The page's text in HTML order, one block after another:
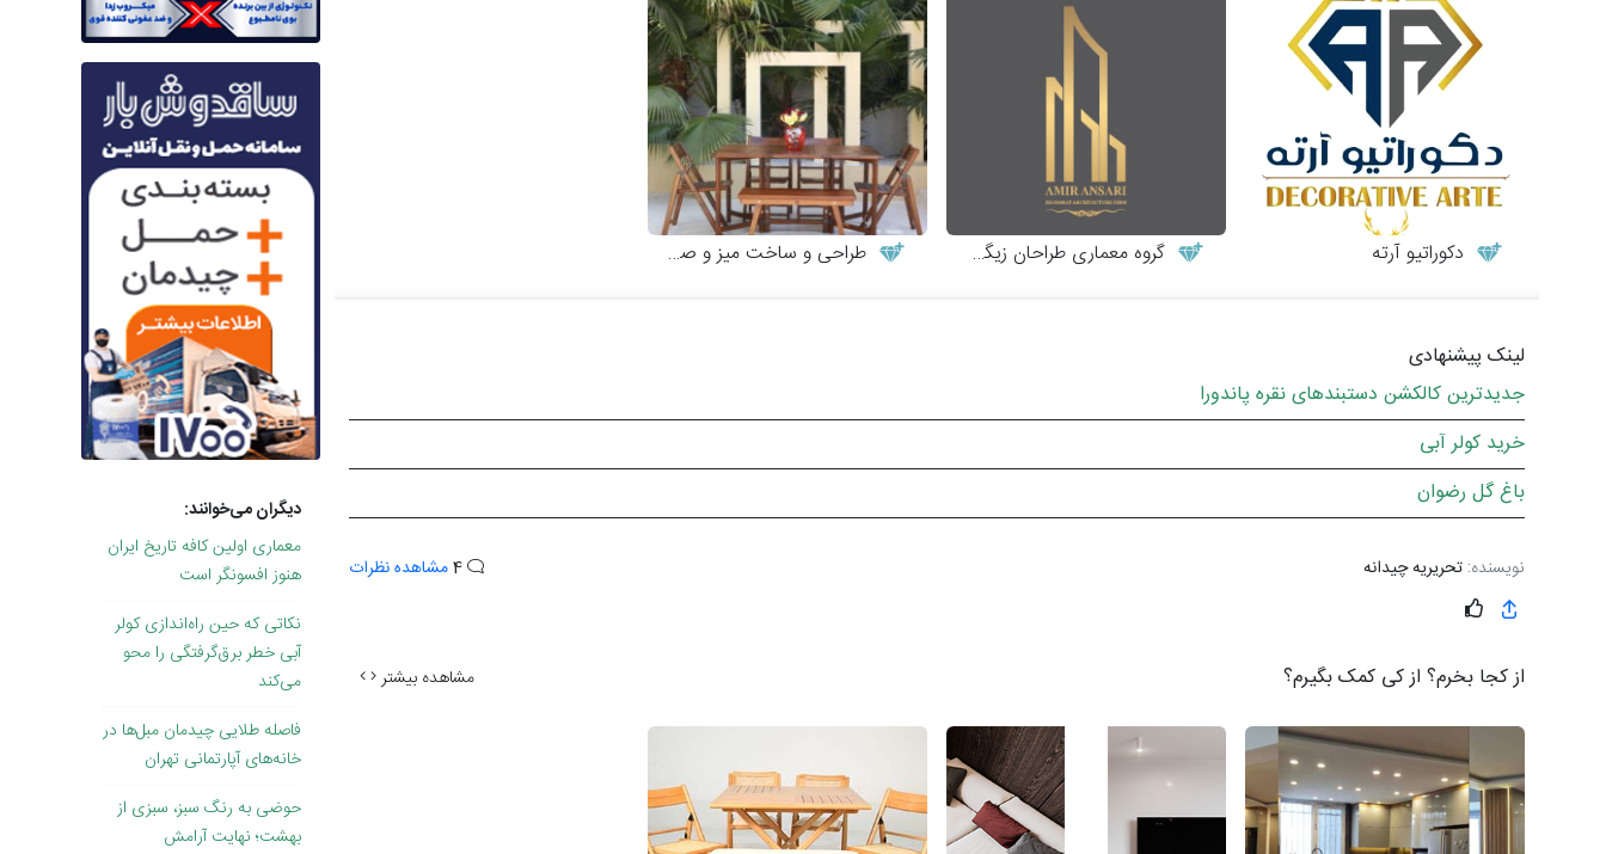
دکوراتیو آرته گروه معماری طراحان زیگورات طراحی و ساخت میز و صندلی چوبی
لینک پیشنهادی
جدیدترین کالکشن دستبندهای نقره پاندورا
خرید کولر آبی
باغ گل رضوان
نویسنده: تحریریه چیدانه مشاهده نظرات
از کجا بخرم؟ از کی کمک بگیرم؟ مشاهده بیشتر
دیگران می‌خوانند:
معماری اولین کافه تاریخ ایران
هنوز افسونگر است
نکاتی که حین راه‌اندازی کولر
آبی خطر برق‌گرفتگی را محو
می‌کند
فاصله طلایی چیدمان مبل‌ها در
خانه‌های آپارتمانی تهران
حوضی به رنگ سبز، سبزی از
بهشت؛ نهایت آرامش